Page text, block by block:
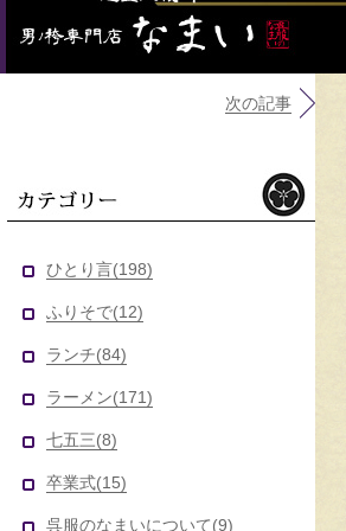
次の記事
ひとり言(198)
ふりそで(12)
ランチ(84)
ラーメン(171)
七五三(8)
卒業式(15)
呉服のなまいについて(9)